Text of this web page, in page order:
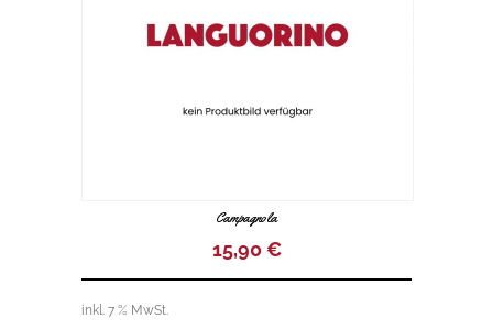
Campagnola
15,90€
inkl. 7 % MwSt.